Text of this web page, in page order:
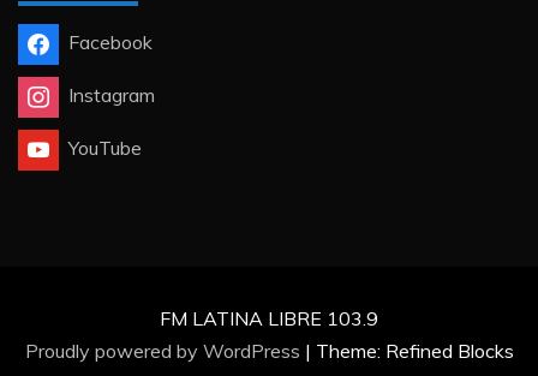
Facebook
Instagram
YouTube
FM LATINA LIBRE 103.9
Proudly powered by WordPress | Theme: Refined Blocks